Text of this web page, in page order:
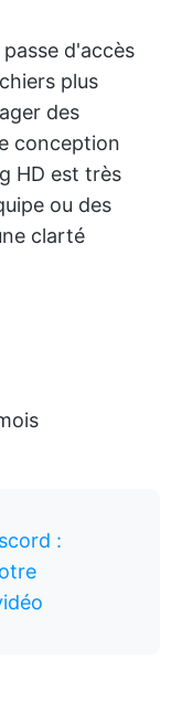
d'accès
plus
des
conception
HD est très
ou des
clarté
: